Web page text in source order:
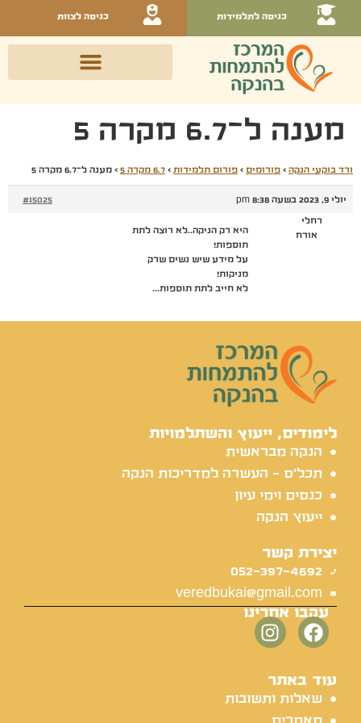
כניסה לתלמידות כניסה לצוות
מענה ל־6.7 מקרה 5
ורד בוקעי הנקה › פורומים › פורום תלמידות › 6.7 מקרה 5 › מענה ל־6.7 מקרה 5
יולי 9, 2023 בשעה 8:38 pm #15025
רחלי
אורח
היא רק הניקה..לא רוצה לתת
תוספות!
על מידע שיש נשים שרק
מניקות!
לא חייב לתת תוספות…
לימודים, ייעוץ והשתלמויות
הנקה מבראשית
תכל'ס - העשרה למדריכות הנקה
כנסים וימי עיון
ייעוץ הנקה
יצירת קשר
052-397-4692
veredbukai@gmail.com
עקבו אחרינו
עוד באתר
שאלות ותשובות